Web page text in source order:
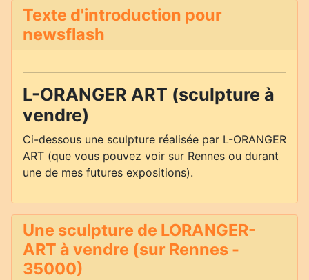
Texte d'introduction pour
newsflash
L-ORANGER ART (sculpture à
vendre)
Ci-dessous une sculpture réalisée par L-ORANGER
ART (que vous pouvez voir sur Rennes ou durant
une de mes futures expositions).
Une sculpture de LORANGER-
ART à vendre (sur Rennes -
35000)